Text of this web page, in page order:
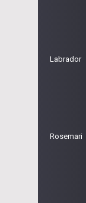
Labrador
Rosemari